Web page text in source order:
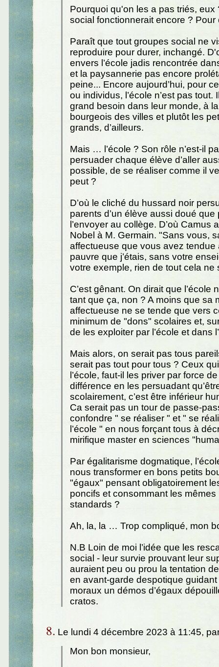
Pourquoi qu'on les a pas triés, eux
social fonctionnerait encore ? Pour
Paraît que tout groupes social ne
reproduire pour durer, inchangé.
envers l’école jadis rencontrée
et la paysannerie pas encore
peine... Encore aujourd’hui, pour
ou individus, l’école n’est pas tout.
grand besoin dans leur monde, à
bourgeois des villes et plutôt les
grands, d’ailleurs.
Mais … l’école ? Son rôle n’est-il
persuader chaque élève d’aller
possible, de se réaliser comme il
peut ?
D’où le cliché du hussard noir
parents d’un élève aussi doué que
l’envoyer au collège. D’où Camus
Nobel à M. Germain. "Sans vous,
affectueuse que vous avez tendue
pauvre que j’étais, sans votre
votre exemple, rien de tout cela ne
C’est gênant. On dirait que l’école
tant que ça, non ? A moins que sa
affectueuse ne se tende que vers
minimum de "dons" scolaires et,
de les exploiter par l’école et dans
Mais alors, on serait pas tous
serait pas tout pour tous ? Ceux
l’école, faut-il les priver par force
différence en les persuadant
scolairement, c’est être inférieur
Ca serait pas un tour de passe-
confondre " se réaliser " et " se
l’école " en nous forçant tous à
mirifique master en sciences
Par égalitarisme dogmatique,
nous transformer en bons petits
"égaux" pensant obligatoirement
poncifs et consommant les mêmes
standards ?
Ah, la, la … Trop compliqué, mon
N.B Loin de moi l’idée que les
social - leur survie prouvant leur
auraient peu ou prou la tentation
en avant-garde despotique
moraux un démos d’égaux
cratos.
8. Le lundi 4 décembre 2023 à 11:45,
Mon bon monsieur,